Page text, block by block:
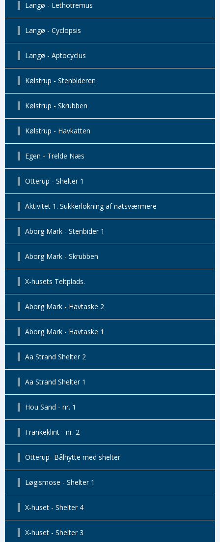
Langø - Lethotremus
Langø - Cyclopsis
Langø - Aptocyclus
Kølstrup - Stenbideren
Kølstrup - Skrubben
Kølstrup - Havkatten
Egen - Trelde Næs
Otterup - Shelter 1
Aktivitet 1. Sukkerlokning af natsværmere
Aborg Mark - Stenbider 1
Aborg Mark - Skrubben
X-husets Teltplads.
Aborg Mark - Havtaske 2
Aborg Mark - Havtaske 1
Aa Strand Shelter 2
Aa Strand Shelter 1
Hou Sand - nr. 1
Frankeklint - nr. 2
Otterup- Bålhytte med shelter
Løgismose - Shelter 1
X-huset - Shelter 4
X-huset - Shelter 3